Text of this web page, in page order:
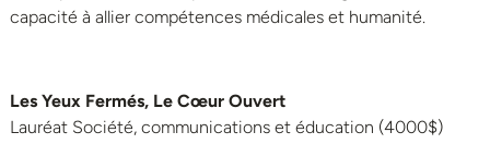
capacité à allier compétences médicales et humanité.
Les Yeux Fermés, Le Cœur Ouvert
Lauréat Société, communications et éducation (4000$)